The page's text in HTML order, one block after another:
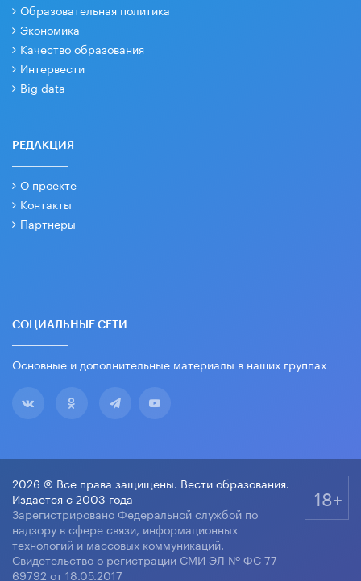
Образовательная политика
Экономика
Качество образования
Интервести
Big data
РЕДАКЦИЯ
О проекте
Контакты
Партнеры
СОЦИАЛЬНЫЕ СЕТИ
Основные и дополнительные материалы в наших группах
2026 © Все права защищены. Вести образования.
Издается с 2003 года
Зарегистрировано Федеральной службой по
надзору в сфере связи, информационных
технологий и массовых коммуникаций.
Свидетельство о регистрации СМИ ЭЛ № ФС 77-
69792 от 18.05.2017
18+